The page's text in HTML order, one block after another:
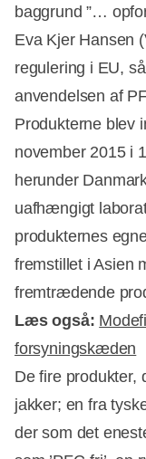
baggrund ”…
Eva Kjer Hansen
regulering i EU,
anvendelsen af
Produkterne blev
november 2015 i
herunder
uafhængigt
produkternes
fremstillet i Asien
fremtrædende
Læs også:
forsyningskæden
De fire produkter,
jakker; en fra
der som det